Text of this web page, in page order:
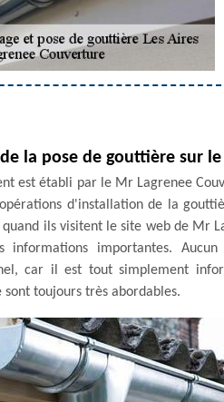
de la pose de gouttière sur
est établi par le Mr Lagrenee
d'installation de la
ils visitent le site web de Mr
informations importantes.
car il est tout simplement
sont toujours très abordables.